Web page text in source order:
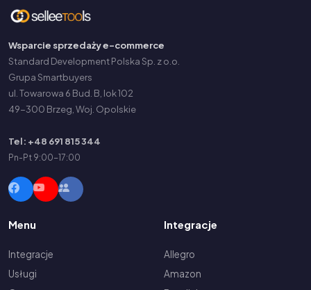
Wsparcie sprzedaży e-commerce
Standard Development Polska Sp. z o.o.
Grupa Smartbuyers
ul. Towarowa 6 Bud. B, lok 102
49-300 Brzeg, Woj. Opolskie
Tel: +48 691 815 344
Pn-Pt 9:00-17:00
Menu
Integracje
Usługi
Integracje
Allegro
Amazon